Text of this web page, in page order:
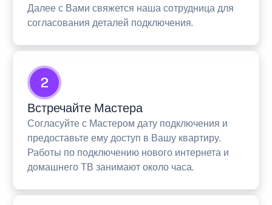
Далее с Вами свяжется наша сотрудница для
согласования деталей подключения.
2
Встречайте Мастера
Согласуйте с Мастером дату подключения и
предоставьте ему доступ в Вашу квартиру.
Работы по подключению нового интернета и
домашнего ТВ занимают около часа.